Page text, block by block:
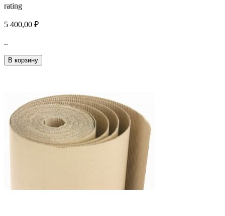
rating
5 400,00 ₽
..
В корзину